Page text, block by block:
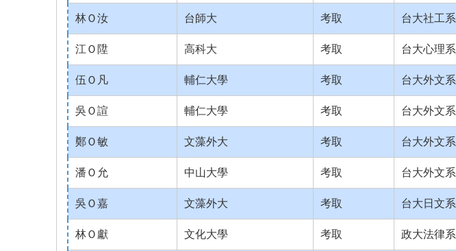
林Ｏ汝 台師大 考取 台大社工系
江Ｏ陞 高科大 考取 台大心理系
伍Ｏ凡 輔仁大學 考取 台大外文系
吳Ｏ諠 輔仁大學 考取 台大外文系
鄭Ｏ敏 文藻外大 考取 台大外文系
潘Ｏ允 中山大學 考取 台大外文系
吳Ｏ嘉 文藻外大 考取 台大日文系
林Ｏ獻 文化大學 考取 政大法律系